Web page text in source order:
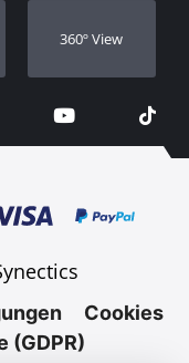
360º View
Cookies
(GDPR)